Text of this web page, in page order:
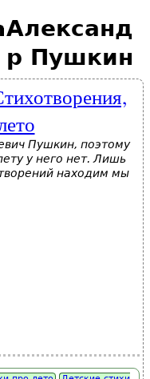
Александ
р Пушкин
Пушкин, поэтому
у него нет. Лишь
находим мы